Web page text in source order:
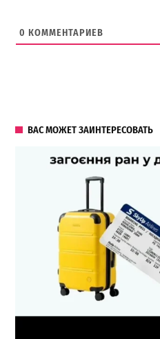
0 КОММЕНТАРИЕВ
ВАС МОЖЕТ ЗАИНТЕРЕСОВАТЬ